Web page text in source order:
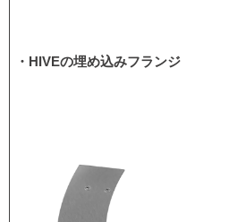
・HIVEの埋め込みフランジ